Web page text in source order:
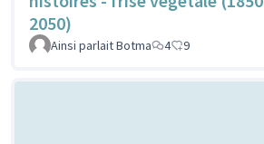
2050)
Ainsi parlait Botma 4 9